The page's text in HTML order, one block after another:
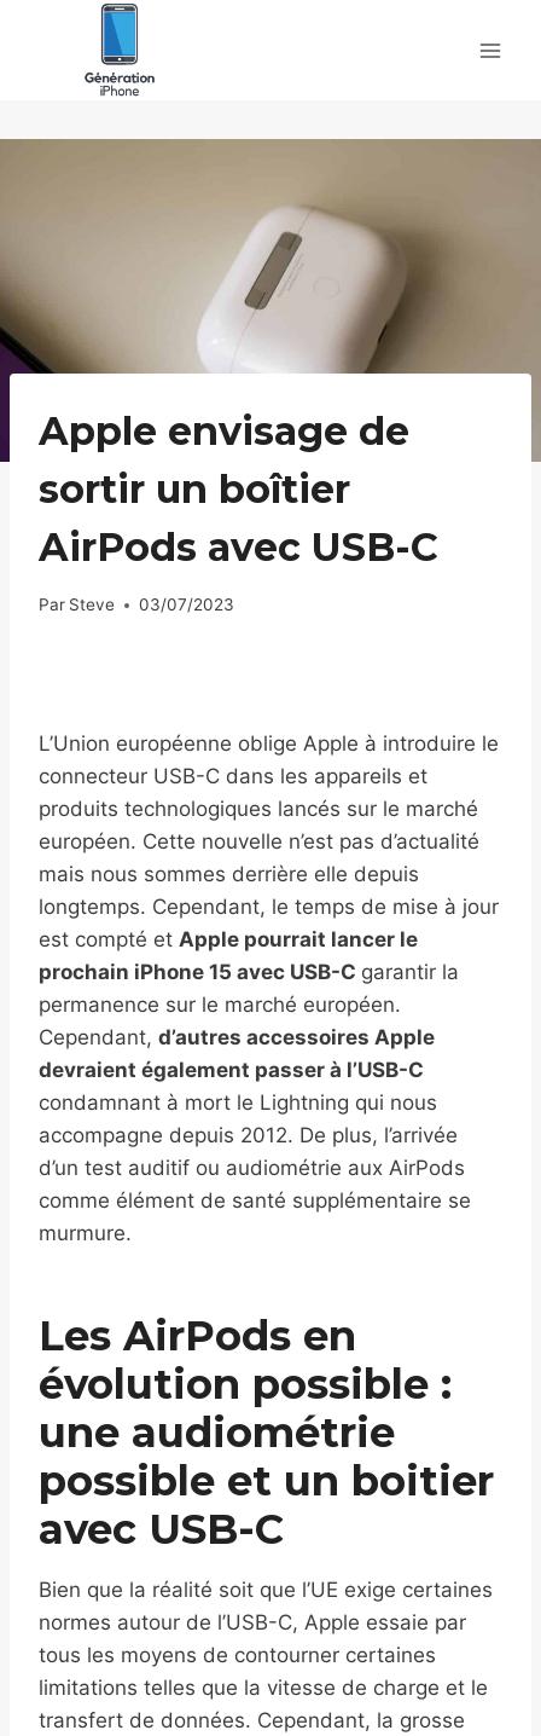
Apple envisage de
sortir un boîtier
AirPods avec USB-C
Par Steve 03/07/2023
L’Union européenne oblige Apple à introduire le
connecteur USB-C dans les appareils et
produits technologiques lancés sur le marché
européen. Cette nouvelle n’est pas d’actualité
mais nous sommes derrière elle depuis
longtemps. Cependant, le temps de mise à jour
est compté et Apple pourrait lancer le
prochain iPhone 15 avec USB-C garantir la
permanence sur le marché européen.
Cependant, d’autres accessoires Apple
devraient également passer à l’USB-C
condamnant à mort le Lightning qui nous
accompagne depuis 2012. De plus, l’arrivée
d’un test auditif ou audiométrie aux AirPods
comme élément de santé supplémentaire se
murmure.
Les AirPods en
évolution possible :
une audiométrie
possible et un boitier
avec USB-C
Bien que la réalité soit que l’UE exige certaines
normes autour de l’USB-C, Apple essaie par
tous les moyens de contourner certaines
limitations telles que la vitesse de charge et le
transfert de données. Cependant, la grosse